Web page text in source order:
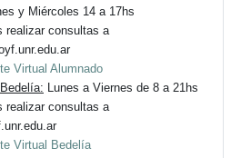
y Miércoles 14 a 17hs
realizar consultas a
Virtual Alumnado
Lunes a Viernes de 8 a 21hs
realizar consultas a
Virtual Bedelía